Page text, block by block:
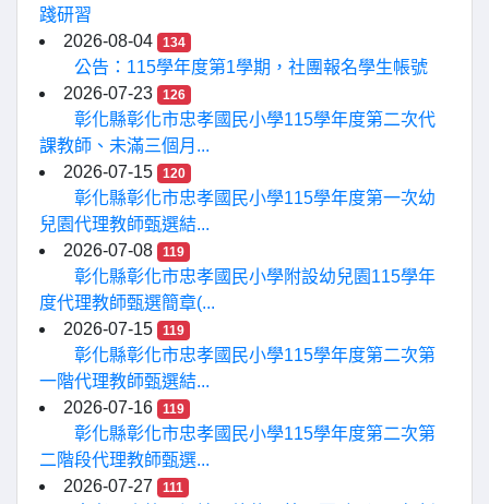
踐研習
2026-08-04
134
公告：115學年度第1學期，社團報名學生帳號
2026-07-23
126
彰化縣彰化市忠孝國民小學115學年度第二次代
課教師、未滿三個月...
2026-07-15
120
彰化縣彰化市忠孝國民小學115學年度第一次幼
兒園代理教師甄選結...
2026-07-08
119
彰化縣彰化市忠孝國民小學附設幼兒園115學年
度代理教師甄選簡章(...
2026-07-15
119
彰化縣彰化市忠孝國民小學115學年度第二次第
一階代理教師甄選結...
2026-07-16
119
彰化縣彰化市忠孝國民小學115學年度第二次第
二階段代理教師甄選...
2026-07-27
111